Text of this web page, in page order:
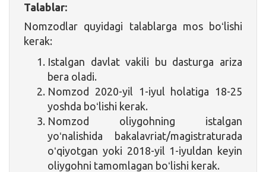
Talablar:
Nomzodlar quyidagi talablarga mos boʻlishi
kerak:
Istalgan davlat vakili bu dasturga ariza
bera oladi.
Nomzod 2020-yil 1-iyul holatiga 18-25
yoshda boʻlishi kerak.
Nomzod oliygohning istalgan
yoʻnalishida bakalavriat/magistraturada
oʻqiyotgan yoki 2018-yil 1-iyuldan keyin
oliygohni tamomlagan boʻlishi kerak.